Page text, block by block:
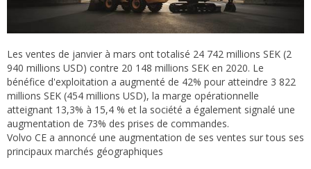
Les ventes de janvier à mars ont totalisé 24 742 millions SEK (2
940 millions USD) contre 20 148 millions SEK en 2020. Le
bénéfice d'exploitation a augmenté de 42% pour atteindre 3 822
millions SEK (454 millions USD), la marge opérationnelle
atteignant 13,3% à 15,4 % et la société a également signalé une
augmentation de 73% des prises de commandes.
Volvo CE a annoncé une augmentation de ses ventes sur tous ses
principaux marchés géographiques